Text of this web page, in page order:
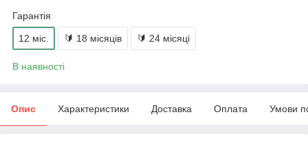
Гарантія
12 міс. 🔰 18 місяців 🔰 24 місяці
В наявності
Опис Характеристики Доставка Оплата Умови